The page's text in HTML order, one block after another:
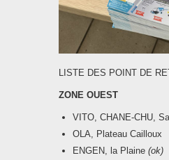
LISTE DES POINT DE
ZONE OUEST
VITO, CHANE-CHU,
OLA, Plateau Cailloux
ENGEN, la Plaine (ok)